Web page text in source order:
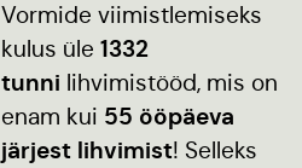
Vormide viimistlemiseks
kulus üle 1332
tunni lihvimistööd, mis on
enam kui 55 ööpäeva
järjest lihvimist! Selleks